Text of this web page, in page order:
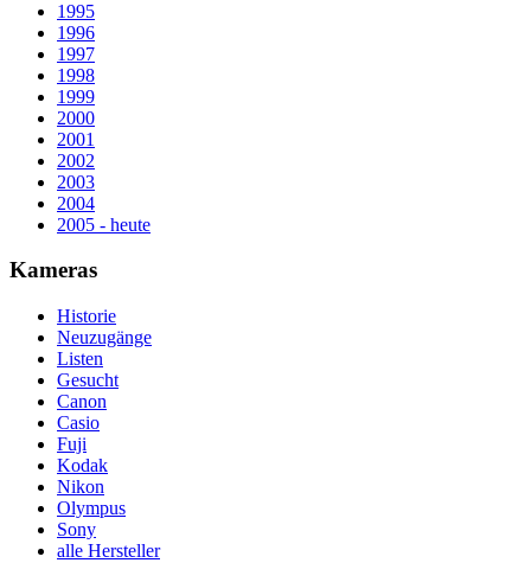
1995
1996
1997
1998
1999
2000
2001
2002
2003
2004
2005 - heute
Kameras
Historie
Neuzugänge
Listen
Gesucht
Canon
Casio
Fuji
Kodak
Nikon
Olympus
Sony
alle Hersteller